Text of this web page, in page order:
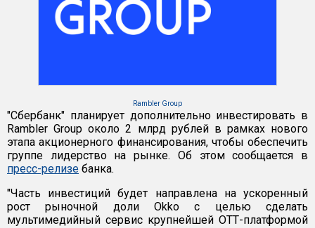
Rambler Group
"Сбербанк" планирует дополнительно инвестировать в
Rambler Group около 2 млрд рублей в рамках нового
этапа акционерного финансирования, чтобы обеспечить
группе лидерство на рынке. Об этом сообщается в
пресс-релизе банка.
"Часть инвестиций будет направлена на ускоренный
рост рыночной доли Okko с целью сделать
мультимедийный сервис крупнейшей ОТТ-платформой